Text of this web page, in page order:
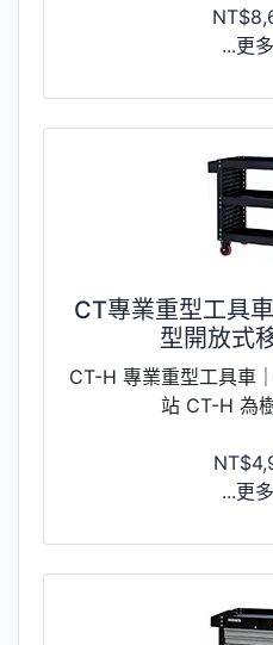
...更
CT專業重型工具
型開放式
CT-H 專業重型工具車
站 CT-H 為
...更